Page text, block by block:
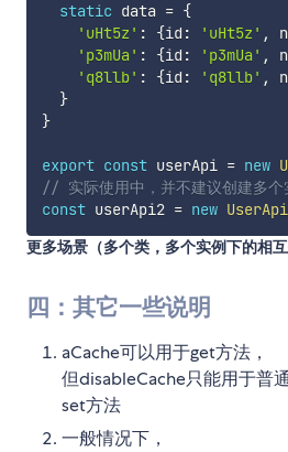
static data = {
'uHt5z' : {id : 'uHt5z' ,
'p3mUa' : {id : 'p3mUa' ,
'q8llb' : {id : 'q8llb' ,
}
}
export const userApi = new
// 实际使用中，并不建议创建多个
const userApi2 = new UserApi
更多场景（多个类，多个实例下的相
四：其它一些说明
aCache可以用于get方法，
但disableCache只能用于普
set方法
一般情况下，